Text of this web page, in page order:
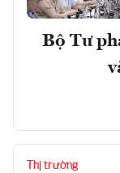
Bộ Tư
Thị trường